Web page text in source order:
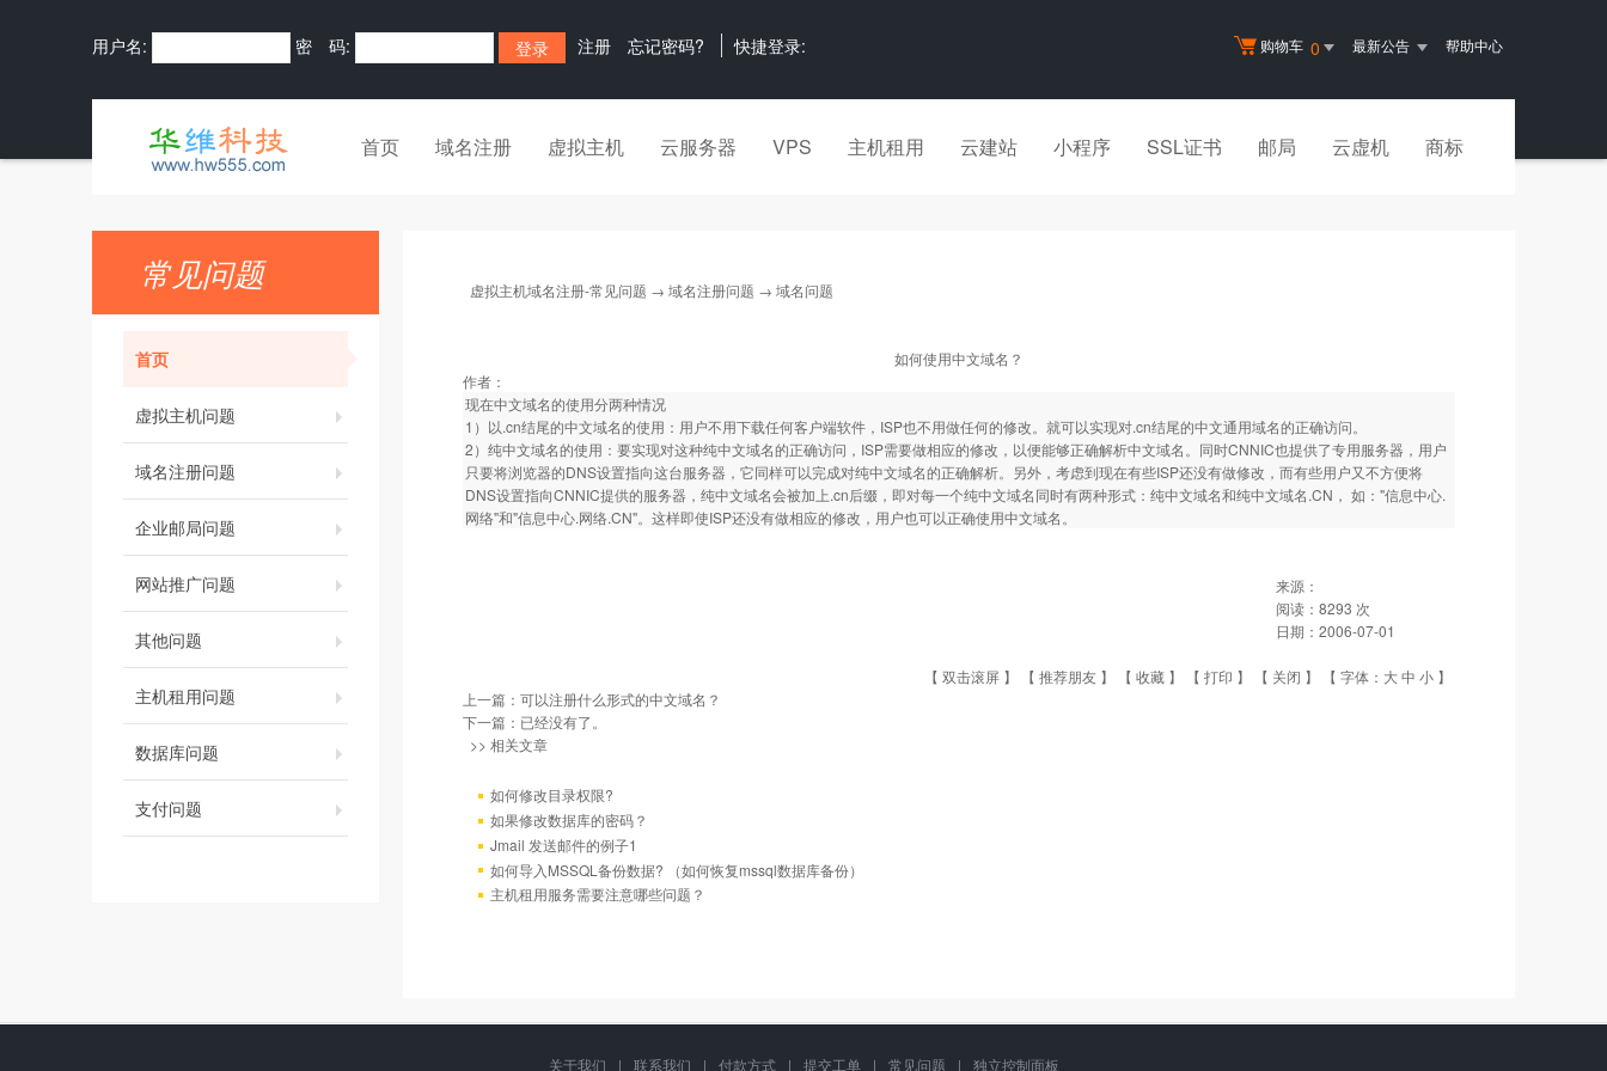
购物车 0 最新公告 帮助中心
用户名: 密 码: 注册 忘记密码? 快捷登录:
首页 域名注册 虚拟主机 云服务器 VPS 主机租用 云建站 小程序 SSL证书 邮局 云虚机 商标
常见问题
首页
虚拟主机问题
域名注册问题
企业邮局问题
网站推广问题
其他问题
主机租用问题
数据库问题
支付问题
虚拟主机域名注册-常见问题 → 域名注册问题 → 域名问题
如何使用中文域名？
作者：
现在中文域名的使用分两种情况
1）以.cn结尾的中文域名的使用：用户不用下载任何客户端软件，ISP也不用做任何的修改。就可以实现对.cn结尾的中文通用域名的正确访问。
2）纯中文域名的使用：要实现对这种纯中文域名的正确访问，ISP需要做相应的修改，以便能够正确解析中文域名。同时CNNIC也提供了专用服务器，用户
只要将浏览器的DNS设置指向这台服务器，它同样可以完成对纯中文域名的正确解析。另外，考虑到现在有些ISP还没有做修改，而有些用户又不方便将
DNS设置指向CNNIC提供的服务器，纯中文域名会被加上.cn后缀，即对每一个纯中文域名同时有两种形式：纯中文域名和纯中文域名.CN， 如："信息中心.
网络"和"信息中心.网络.CN"。这样即使ISP还没有做相应的修改，用户也可以正确使用中文域名。
来源：
阅读： 8293 次
日期： 2006-07-01
【 双击滚屏 】 【 推荐朋友 】 【 收藏 】 【 打印 】 【 关闭 】 【 字体： 大中 小 】
上一篇： 可以注册什么形式的中文域名？
下一篇：已经没有了。
>> 相关文章
如何修改目录权限?
如果修改数据库的密码？
Jmail 发送邮件的例子1
如何导入MSSQL备份数据? （如何恢复mssql数据库备份）
主机租用服务需要注意哪些问题？
关于我们 | 联系我们 | 付款方式 | 提交工单 | 常见问题 | 独立控制面板